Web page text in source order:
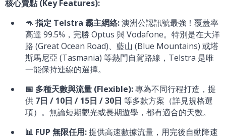
核心賣點 (Key Features):
🦘 指定 Telstra 霸主網絡:澳洲公認訊號最強！覆蓋率
高達 99.5%，完勝 Optus 與 Vodafone。特別是在大洋
路 (Great Ocean Road)、藍山 (Blue Mountains) 或塔
斯馬尼亞 (Tasmania) 等熱門自駕路線，Telstra 是唯
一能保持連線的選擇。
📅 多種天數與流量 (Flexible):專為不同行程打造，提
供 7日 / 10日 / 15日 / 30日 等多款方案（詳見規格選
項）。無論短期觀光或長期遊學，都有適合的天數。
📊 FUP 無限任用:提供高速數據流量，用完後自動降速